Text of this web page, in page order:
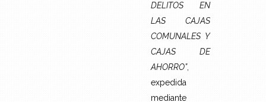
DELITOS EN
LAS CAJAS
COMUNALES Y
CAJAS DE
AHORRO”,
expedida
mediante